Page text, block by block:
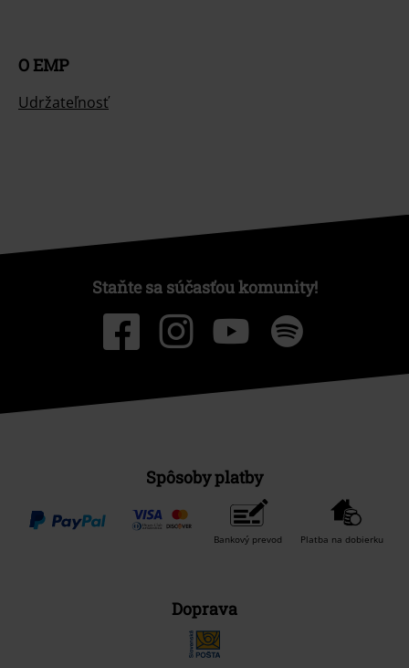
O EMP
Udržateľnosť
Staňte sa súčasťou komunity!
Spôsoby platby
Bankový prevod Platba na dobierku
Doprava